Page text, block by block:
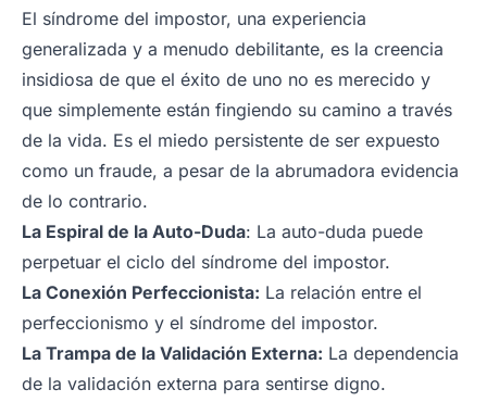
El síndrome del impostor, una experiencia
generalizada y a menudo debilitante, es la creencia
insidiosa de que el éxito de uno no es merecido y
que simplemente están fingiendo su camino a través
de la vida. Es el miedo persistente de ser expuesto
como un fraude, a pesar de la abrumadora evidencia
de lo contrario.
La Espiral de la Auto-Duda: La auto-duda puede
perpetuar el ciclo del síndrome del impostor.
La Conexión Perfeccionista: La relación entre el
perfeccionismo y el síndrome del impostor.
La Trampa de la Validación Externa: La dependencia
de la validación externa para sentirse digno.